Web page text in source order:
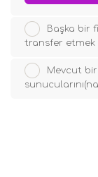
Başka bir
transfer etmek
Mevcut bir